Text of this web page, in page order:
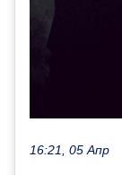
16:21, 05 Апр